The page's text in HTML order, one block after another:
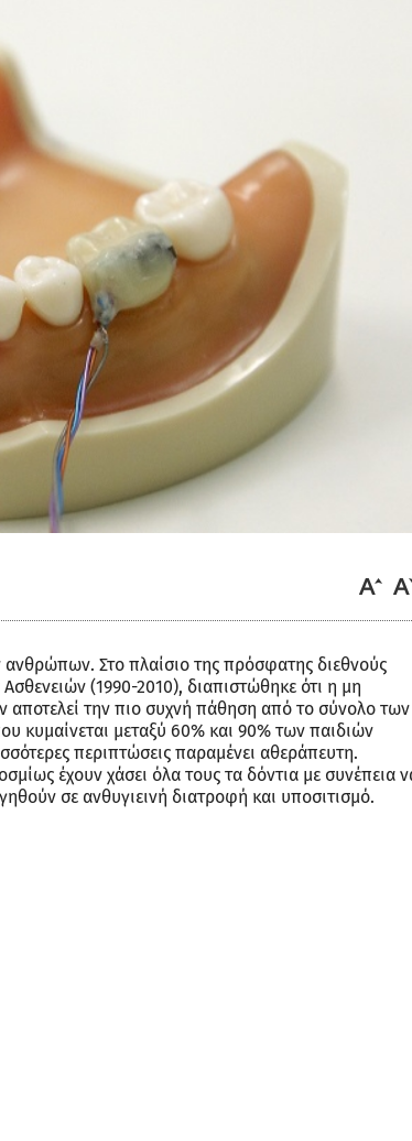
ανθρώπων. Στο πλαίσιο της πρόσφατης διεθνούς
(1990-2010), διαπιστώθηκε ότι η μη
την πιο συχνή πάθηση από το σύνολο των
μεταξύ 60% και 90% των παιδιών
περιπτώσεις παραμένει αθεράπευτη.
έχουν χάσει όλα τους τα δόντια με συνέπεια
σε ανθυγιεινή διατροφή και υποσιτισμό.